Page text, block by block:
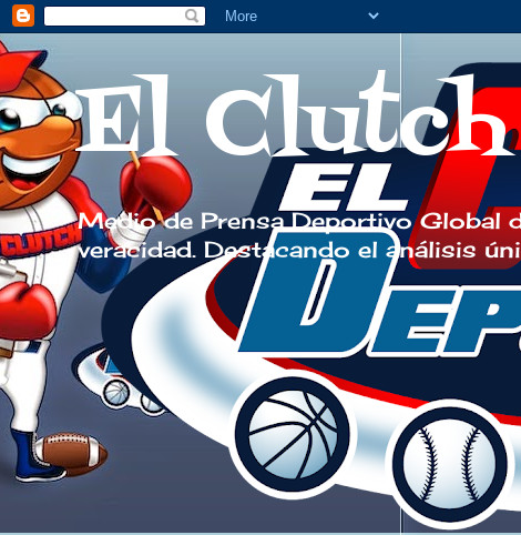
El
Medio de Prensa Deportivo Global
veracidad. Destacando el análisis